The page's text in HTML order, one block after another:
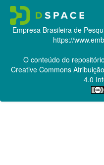
Empresa Brasileira de
https://
O conteúdo do
Creative Commons
4.0